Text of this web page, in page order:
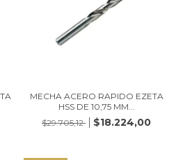
MECHA ACERO RAPIDO EZETA
HSS DE 10,75 MM...
$29.705,12
$18.224,00